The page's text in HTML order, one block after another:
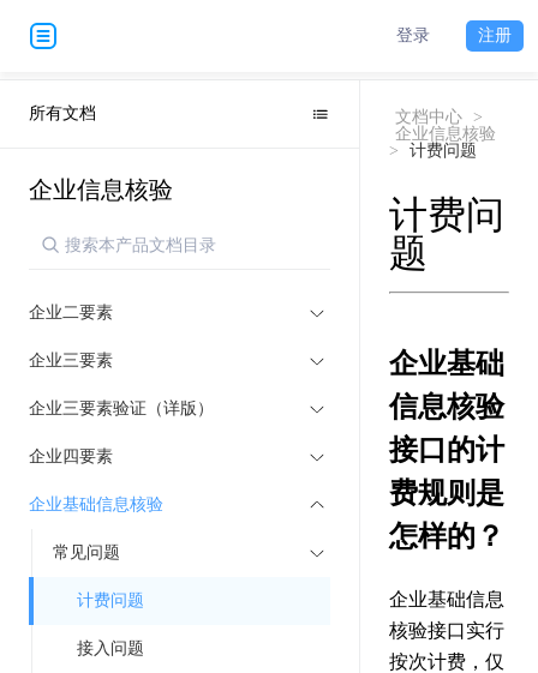
登录 注册
所有文档
企业信息核验
企业二要素
企业三要素
企业三要素验证（详版）
企业四要素
企业基础信息核验
常见问题
计费问题
接入问题
文档中心
>
企业信息核验
>
计费问题
计费问
题
企业基础
信息核验
接口的计
费规则是
怎样的？
企业基础信息
核验接口实行
按次计费，仅